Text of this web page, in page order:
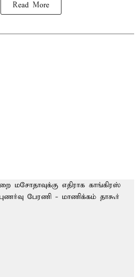
Read More